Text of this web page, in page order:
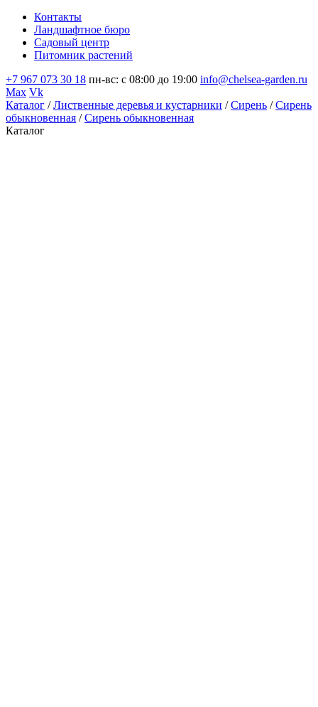
Контакты
Ландшафтное бюро
Садовый центр
Питомник растений
+7 967 073 30 18 пн-вс: с 08:00 до 19:00 info@chelsea-garden.ru
Max Vk
Каталог /Лиственные деревья и кустарники /Сирень /Сирень
обыкновенная /Сирень обыкновенная
Каталог